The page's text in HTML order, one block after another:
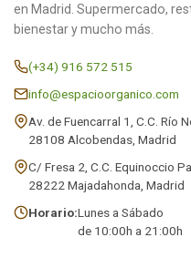
en Madrid. Supermercado,
bienestar y mucho más.
(+34) 916 572 515
info@espacioorganico.com
Av. de Fuencarral 1, C.C. Río
28108 Alcobendas, Madrid
C/ Fresa 2, C.C. Equinoccio
28222 Majadahonda, Madrid
Horario:Lunes a Sábado
de 10:00h a 21:00h